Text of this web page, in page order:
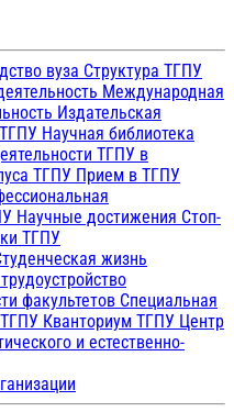
вуза Структура ТГПУ
Международная
Издательская
Научная библиотека
ТГПУ в
ТГПУ Прием в ТГПУ
Научные достижения Стоп-
ТГПУ
жизнь
факультетов Специальная
Кванториум ТГПУ Центр
и естественно-